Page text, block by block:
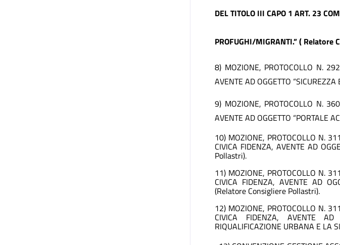
DEL TITOLO III CAPO 1 ART. 23
PROFUGHI/MIGRANTI.” ( Relatore
8) MOZIONE, PROTOCOLLO N.
AVENTE AD OGGETTO
9) MOZIONE, PROTOCOLLO N.
AVENTE AD OGGETTO “PORTALE
10) MOZIONE, PROTOCOLLO N.
CIVICA FIDENZA, AVENTE AD
Pollastri).
11) MOZIONE, PROTOCOLLO N.
CIVICA FIDENZA, AVENTE AD
(Relatore Consigliere Pollastri).
12) MOZIONE, PROTOCOLLO N.
CIVICA FIDENZA, AVENTE AD
RIQUALIFICAZIONE URBANA E LA